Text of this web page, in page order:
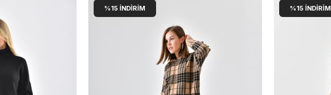
%15 İNDIRIM %15 İNDIRIM